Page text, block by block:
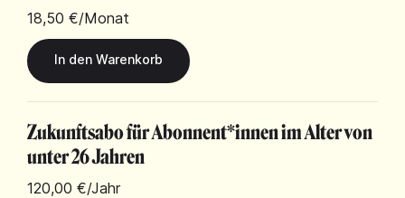
18,50 €/Monat
Zukunftsabo für Abonnent*innen im Alter von
unter 26 Jahren
120,00 €/Jahr